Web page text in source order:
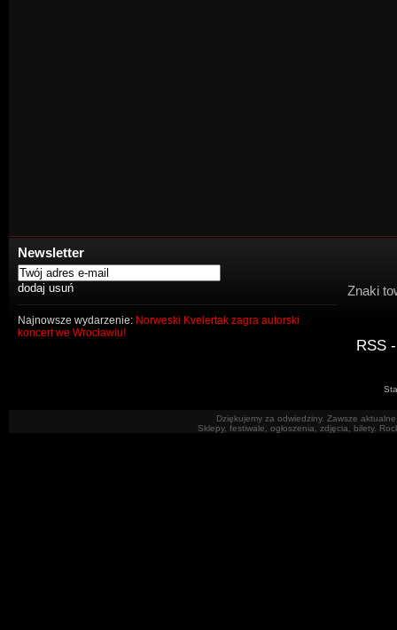
Newsletter
Najnowsze wydarzenie: Norweski Kvelertak zagra autorski
koncert we Wrocławiu!
Znaki
RSS
Dziękujemy za odwiedziny. Zawsze
Sklepy, festiwale, ogłoszenia, zdjęcia, bilety.